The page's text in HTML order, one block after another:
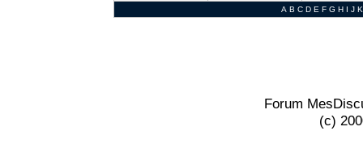
A B C D E F G H I J K
Forum
(c)